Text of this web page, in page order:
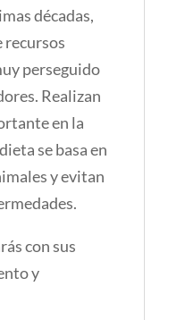
décadas,
recursos
perseguido
Realizan
en la
se basa en
y evitan
con sus
y